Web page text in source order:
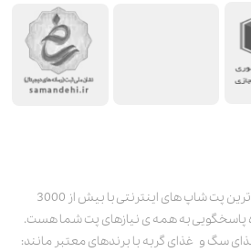
پت استور به عنوان یکی از قدیمی‌ترین پت شاپ های اینترنتی با بیش از 3000
پاسخگویی به همه ی نیازهای پت شما هست.
سگ و غذای گربه با برندهای معتبر مانند: